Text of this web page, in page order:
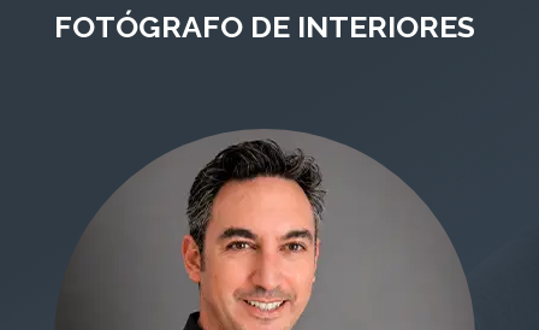
FOTÓGRAFO DE INTERIORES